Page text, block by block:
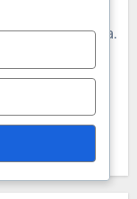
области
контента.